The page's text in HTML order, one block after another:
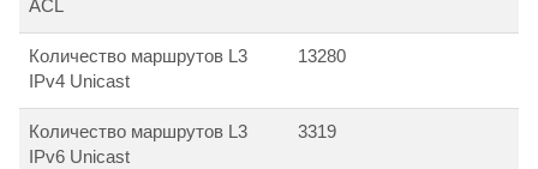
ACL
Количество маршрутов L3
IPv4 Unicast
13280
Количество маршрутов L3
IPv6 Unicast
3319